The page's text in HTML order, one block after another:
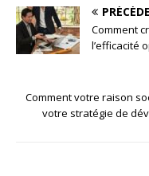
Comment
l’efficacité
Comment votre raison
votre stratégie de